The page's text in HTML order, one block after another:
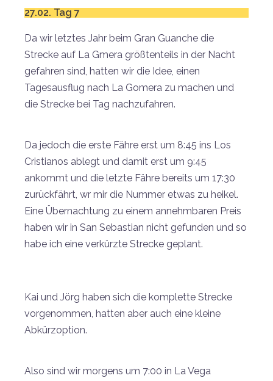
27.02. Tag 7
Da wir letztes Jahr beim Gran Guanche die
Strecke auf La Gmera größtenteils in der Nacht
gefahren sind, hatten wir die Idee, einen
Tagesausflug nach La Gomera zu machen und
die Strecke bei Tag nachzufahren.
Da jedoch die erste Fähre erst um 8:45 ins Los
Cristianos ablegt und damit erst um 9:45
ankommt und die letzte Fähre bereits um 17:30
zurückfährt, wr mir die Nummer etwas zu heikel.
Eine Übernachtung zu einem annehmbaren Preis
haben wir in San Sebastian nicht gefunden und so
habe ich eine verkürzte Strecke geplant.
Kai und Jörg haben sich die komplette Strecke
vorgenommen, hatten aber auch eine kleine
Abkürzoption.
Also sind wir morgens um 7:00 in La Vega